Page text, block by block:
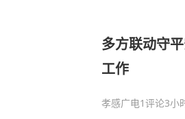
多方联动守
工作
孝感广电1评论3小